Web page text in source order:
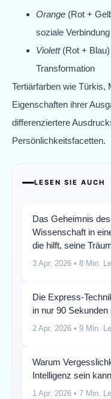
Orange (Rot +
soziale Verbindung
Violett(Rot + Blau)
Transformation
Tertiärfarben wie Türkis,
Eigenschaften ihrer
differenziertere
Persönlichkeitsfacetten.
LESEN SIE AUCH
Das Geheimnis
Wissenschaft in
die hilft, seine
3 Apr. 2026 • 8 Min.
Die Express-
in nur 90 Sekunden
2 Apr. 2026 • 9 Min.
Warum
Intelligenz sein kann
1 Apr. 2026 • 7 Min.